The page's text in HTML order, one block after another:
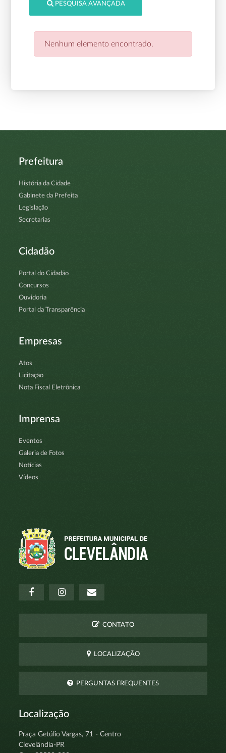
PESQUISA AVANÇADA
Nenhum elemento encontrado.
Prefeitura
História da Cidade
Gabinete da Prefeita
Legislação
Secretarias
Cidadão
Portal do Cidadão
Concursos
Ouvidoria
Portal da Transparência
Empresas
Atos
Licitação
Nota Fiscal Eletrônica
Imprensa
Eventos
Galeria de Fotos
Notícias
Vídeos
CONTATO
LOCALIZAÇÃO
PERGUNTAS FREQUENTES
Localização
Praça Getúlio Vargas, 71 - Centro
Clevelândia-PR